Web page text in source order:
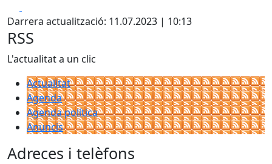
Darrera actualització: 11.07.2023 | 10:13
RSS
L'actualitat a un clic
Actualitat
Agenda
Agenda política
Anuncis
Adreces i telèfons